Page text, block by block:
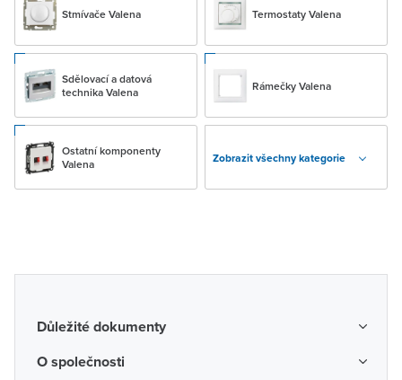
Stmívače Valena Termostaty Valena
Sdělovací a datová
technika Valena
Rámečky Valena
Ostatní komponenty
Valena
Zobrazit všechny kategorie
Důležité dokumenty
Obchodní podmínky
O společnosti